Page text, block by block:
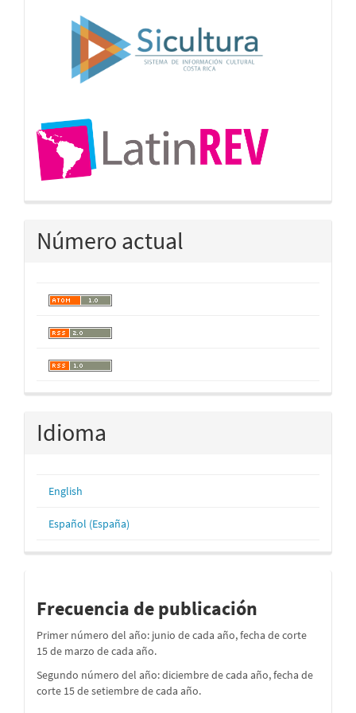
Número actual
Idioma
English
Español (España)
Frecuencia de publicación
Primer número del año: junio de cada año, fecha de corte
15 de marzo de cada año.
Segundo número del año: diciembre de cada año, fecha de
corte 15 de setiembre de cada año.